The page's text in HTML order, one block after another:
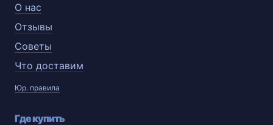
О нас
Отзывы
Советы
Что доставим
Юр. правила
Где купить